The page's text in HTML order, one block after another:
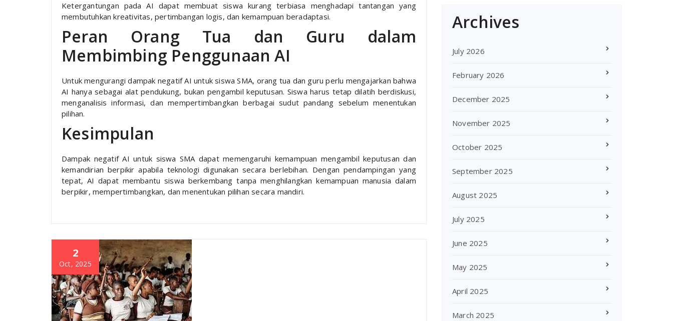
Ketergantungan pada AI dapat membuat siswa kurang terbiasa menghadapi tantangan yang
membutuhkan kreativitas, pertimbangan logis, dan kemampuan beradaptasi.
Peran Orang Tua dan Guru dalam
Membimbing Penggunaan AI
Untuk mengurangi dampak negatif AI untuk siswa SMA, orang tua dan guru perlu mengajarkan bahwa
AI hanya sebagai alat pendukung, bukan pengambil keputusan. Siswa harus tetap dilatih berdiskusi,
menganalisis informasi, dan mempertimbangkan berbagai sudut pandang sebelum menentukan
pilihan.
Kesimpulan
Dampak negatif AI untuk siswa SMA dapat memengaruhi kemampuan mengambil keputusan dan
kemandirian berpikir apabila teknologi digunakan secara berlebihan. Dengan pendampingan yang
tepat, AI dapat membantu siswa berkembang tanpa menghilangkan kemampuan manusia dalam
berpikir, mempertimbangkan, dan menentukan pilihan secara mandiri.
2
Oct, 2025
Archives
July 2026
February 2026
December 2025
November 2025
October 2025
September 2025
August 2025
July 2025
June 2025
May 2025
April 2025
March 2025